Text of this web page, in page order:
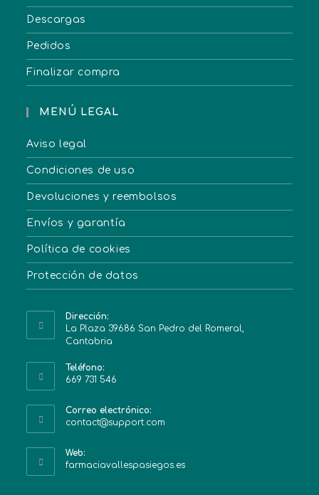
Descargas
Pedidos
Finalizar compra
MENÚ LEGAL
Aviso legal
Condiciones de uso
Devoluciones y reembolsos
Envíos y garantía
Política de cookies
Protección de datos
Dirección:
La Plaza 39686 San Pedro del Romeral,
Cantabria
Teléfono:
669 731 546
Correo electrónico:
contact@support.com
Web:
farmaciavallespasiegos.es